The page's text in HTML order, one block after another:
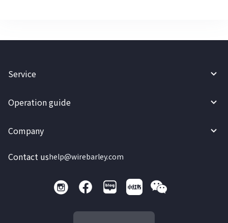
Service
Operation guide
Company
Contact ushelp@wirebarley.com